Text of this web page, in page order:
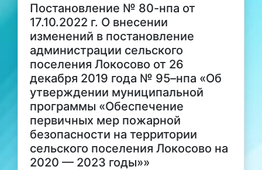
Постановление № 80-нпа от
17.10.2022 г. О внесении
изменений в постановление
администрации сельского
поселения Локосово от 26
декабря 2019 года № 95–нпа «Об
утверждении муниципальной
программы «Обеспечение
первичных мер пожарной
безопасности на территории
сельского поселения Локосово на
2020 — 2023 годы»»